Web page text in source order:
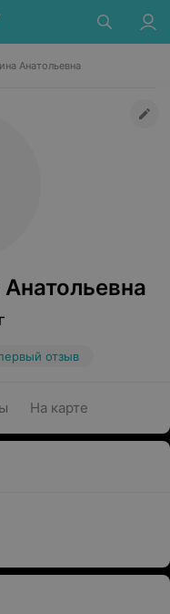
Анатольевна
отзыв
На карте